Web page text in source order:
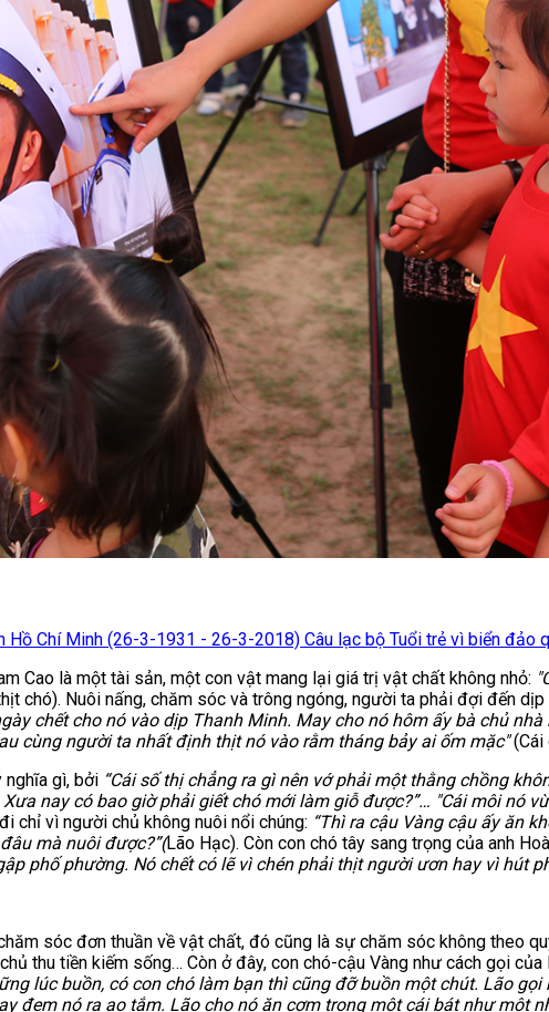
Hồ Chí Minh (26-3-1931 - 26-3-2018) Câu lạc bộ Tuổi trẻ vì biển đảo
Cao là một tài sản, một con vật mang lại giá trị vật chất không nhỏ:
chó). Nuôi nấng, chăm sóc và trông ngóng, người ta phải đợi đến
chết cho nó vào dịp Thanh Minh. May cho nó hôm ấy bà chủ
cùng người ta nhất định thịt nó vào rằm tháng bảy ai ốm mặc"(Cái
nghĩa gì, bởi “Cái số thị chẳng ra gì nên vớ phải một thằng chồng
nay có bao giờ phải giết chó mới làm giỗ được?”… "Cái môi nó
chỉ vì người chủ không nuôi nổi chúng: “Thì ra cậu Vàng cậu ấy ăn
mà nuôi được?”(Lão Hạc). Còn con chó tây sang trọng của anh
phố phường. Nó chết có lẽ vì chén phải thịt người ươn hay vì hút
sóc đơn thuần về vật chất, đó cũng là sự chăm sóc không theo
thu tiền kiếm sống… Còn ở đây, con chó-cậu Vàng như cách gọi
lúc buồn, có con chó làm bạn thì cũng đỡ buồn một chút. Lão
đem nó ra ao tắm. Lão cho nó ăn cơm trong một cái bát như một